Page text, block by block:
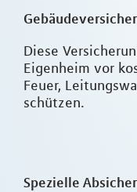
Diese
Eigenheim vor
Feuer,
schützen.
Spezielle